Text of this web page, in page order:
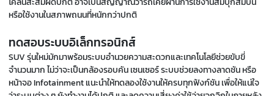
หรือใช้งานในสภาพถนนที่หนักกว่าปกติ
ทดสอบระบบอิเล็กทรอนิกส์
SUV รุ่นใหม่มักมาพร้อมระบบอำนวยความสะดวกและเทคโนโลยีช่วยขับขี่
จำนวนมาก ไม่ว่าจะเป็นกล้องรอบคัน เซนเซอร์ ระบบช่วยลงทางลาดชัน หรือ
หน้าจอ Infotainment แนะนำให้ทดลองใช้งานให้ครบทุกฟังก์ชัน เพื่อให้แน่ใจ